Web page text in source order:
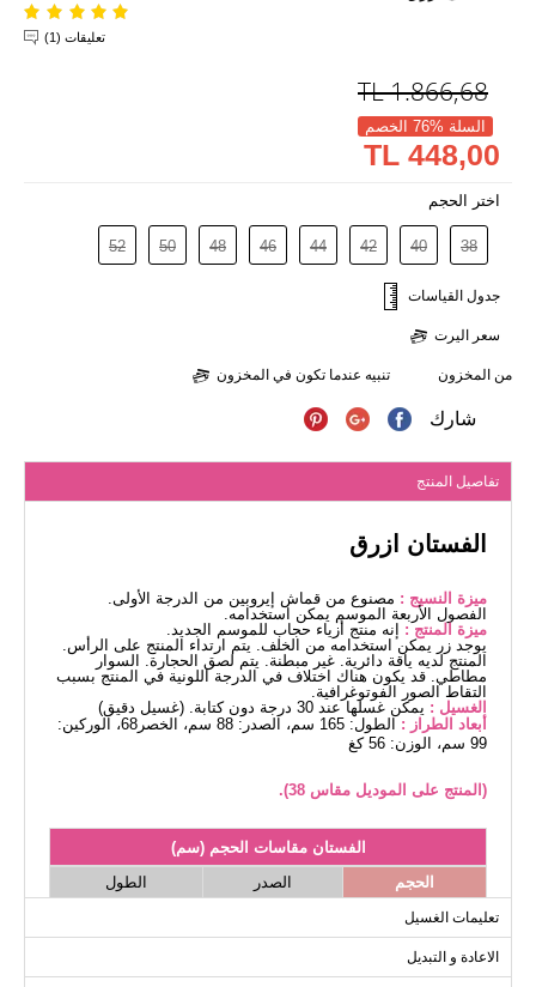
تعليقات (1)
1.866,68
TL
السلة %76 الخصم
448,00 TL
اختر الحجم
38
40
42
44
46
48
50
52
جدول القياسات
سعر اليرت
من المخزون تنبيه عندما تكون في المخزون
شارك
تفاصيل المنتج
الفستان ازرق
ميزة النسيج : مصنوع من قماش إيروبين من الدرجة الأولى.
الفصول الأربعة الموسم يمكن استخدامه.
ميزة المنتج : إنه منتج أزياء حجاب للموسم الجديد.
يوجد زر يمكن استخدامه من الخلف. يتم ارتداء المنتج على الرأس.
المنتج لديه ياقة دائرية. غير مبطنة. يتم لصق الحجارة. السوار
مطاطي. قد يكون هناك اختلاف في الدرجة اللونية في المنتج بسبب
التقاط الصور الفوتوغرافية.
الغسيل : يمكن غسلها عند 30 درجة دون كتابة. (غسيل دقيق)
أبعاد الطراز :
الطول: 165 سم، الصدر: 88 سم، الخصر68، الوركين:
99 سم، الوزن: 56 كغ
(المنتج على الموديل مقاس 38).
الفستان مقاسات الحجم (سم)
الحجم
الصدر
الطول
38
42
106
145
تعليمات الغسيل
الاعادة و التبديل